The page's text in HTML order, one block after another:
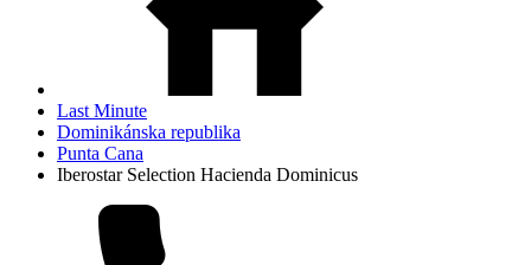
Last Minute
Dominikánska republika
Punta Cana
Iberostar Selection Hacienda Dominicus